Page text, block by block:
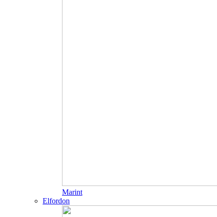
Marint
Elfordon